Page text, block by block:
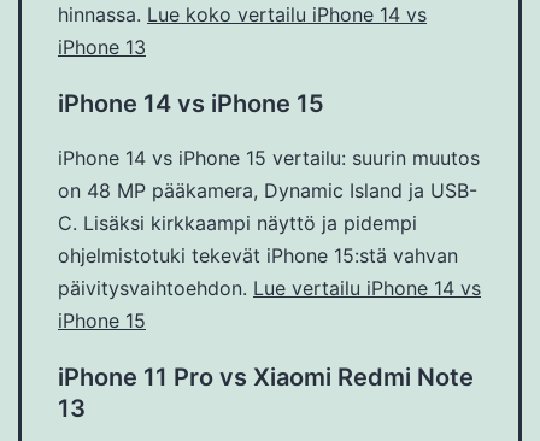
hinnassa. Lue koko vertailu iPhone 14 vs
iPhone 13
iPhone 14 vs iPhone 15
iPhone 14 vs iPhone 15 vertailu: suurin muutos
on 48 MP pääkamera, Dynamic Island ja USB-
C. Lisäksi kirkkaampi näyttö ja pidempi
ohjelmistotuki tekevät iPhone 15:stä vahvan
päivitysvaihtoehdon. Lue vertailu iPhone 14 vs
iPhone 15
iPhone 11 Pro vs Xiaomi Redmi Note
13